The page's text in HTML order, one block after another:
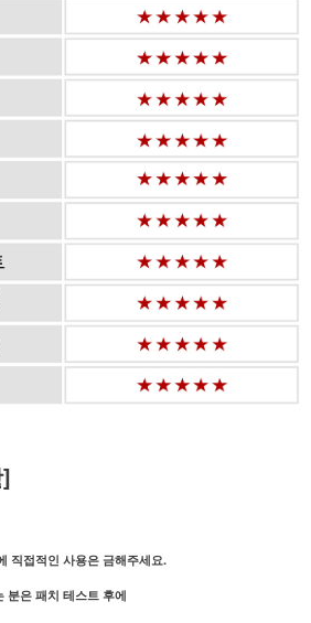
직접적인 사용은 금해주세요.
분은 패치 테스트 후에